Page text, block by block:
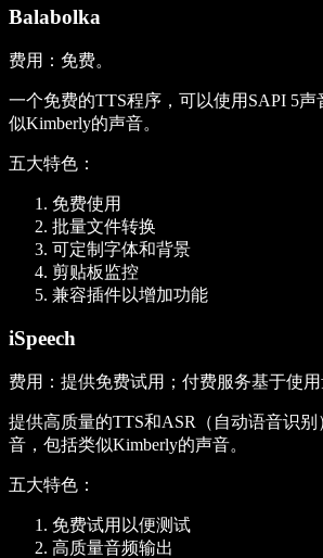
Balabolka
费用 ：免费。
一个免费的TTS程序，可以使用SAPI 5
似Kimberly的声音。
五大特色 ：
免费使用
批量文件转换
可定制字体和背景
剪贴板监控
兼容插件以增加功能
iSpeech
费用 ：提供免费试用；付费服务基于使用
提供高质量的TTS和ASR（自动语音识
音，包括类似Kimberly的声音。
五大特色 ：
免费试用以便测试
高质量音频输出